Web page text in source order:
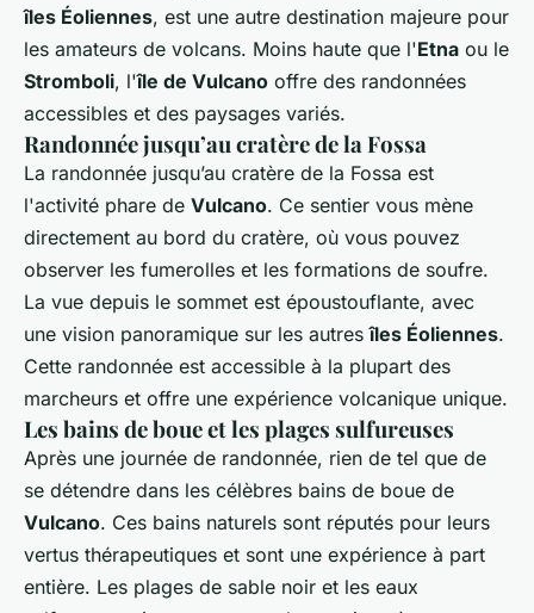
îles Éoliennes, est une autre destination majeure pour
les amateurs de volcans. Moins haute que l'Etna ou le
Stromboli, l'île de Vulcano offre des randonnées
accessibles et des paysages variés.
Randonnée jusqu’au cratère de la Fossa
La randonnée jusqu’au cratère de la Fossa est
l'activité phare de Vulcano. Ce sentier vous mène
directement au bord du cratère, où vous pouvez
observer les fumerolles et les formations de soufre.
La vue depuis le sommet est époustouflante, avec
une vision panoramique sur les autresîles Éoliennes.
Cette randonnée est accessible à la plupart des
marcheurs et offre une expérience volcanique unique.
Les bains de boue et les plages sulfureuses
Après une journée de randonnée, rien de tel que de
se détendre dans les célèbres bains de boue de
Vulcano. Ces bains naturels sont réputés pour leurs
vertus thérapeutiques et sont une expérience à part
entière. Les plages de sable noir et les eaux